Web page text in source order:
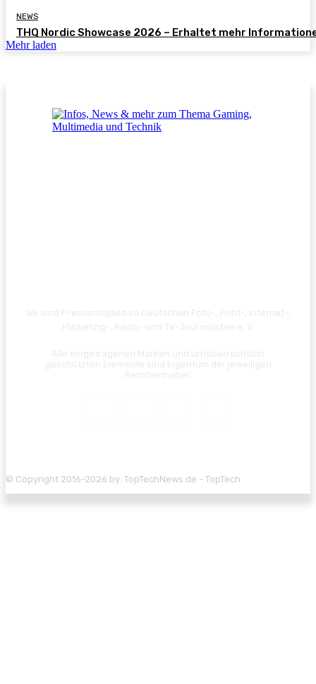
NEWS
THQ Nordic Showcase 2026 – Erhaltet mehr
Mehr laden
© Copyright 2016-2026 by: TopTechNews.de - TopTech